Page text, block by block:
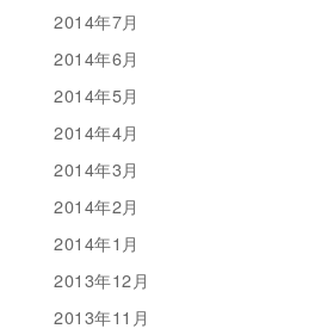
2014年7月
2014年6月
2014年5月
2014年4月
2014年3月
2014年2月
2014年1月
2013年12月
2013年11月